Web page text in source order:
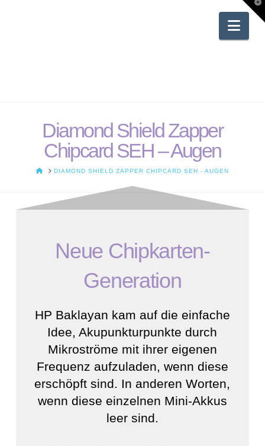
Diamond Shield Zapper
Chipcard SEH – Augen
HOMEDIAMOND SHIELD ZAPPER CHIPCARD SEH - AUGEN
Neue Chipkarten-
Generation
HP Baklayan kam auf die einfache
Idee, Akupunkturpunkte durch
Mikroströme mit ihrer eigenen
Frequenz aufzuladen, wenn diese
erschöpft sind. In anderen Worten,
wenn diese einzelnen Mini-Akkus
leer sind.